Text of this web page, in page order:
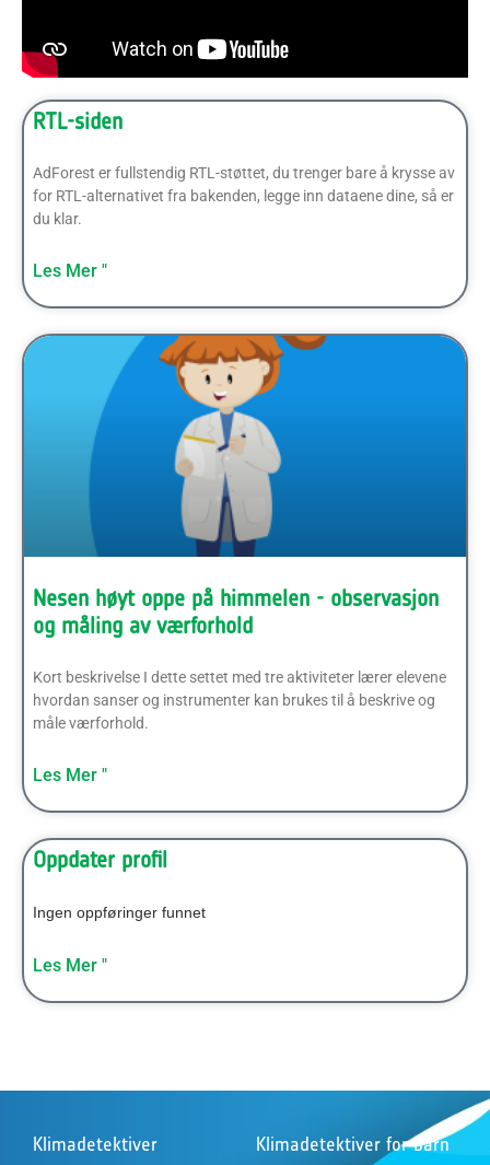
RTL-siden
AdForest er fullstendig RTL-støttet, du trenger bare å krysse av
for RTL-alternativet fra bakenden, legge inn dataene dine, så er
du klar.
Les Mer "
Nesen høyt oppe på himmelen - observasjon
og måling av værforhold
Kort beskrivelse I dette settet med tre aktiviteter lærer elevene
hvordan sanser og instrumenter kan brukes til å beskrive og
måle værforhold.
Les Mer "
Oppdater profil
Ingen oppføringer funnet
Les Mer "
Klimadetektiver Klimadetektiver for barn